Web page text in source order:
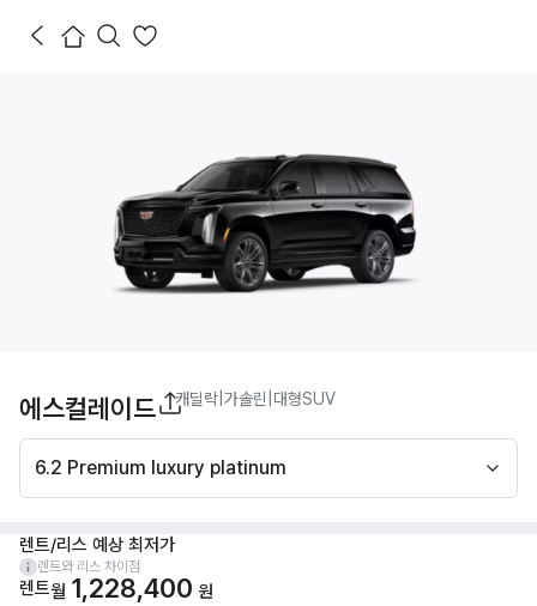
에스컬레이드 캐딜락 |가솔린 대형SUV
6.2 Premium luxury platinum
렌트/리스 예상 최저가
렌트와 리스 차이점
렌트월 1,228,400 원